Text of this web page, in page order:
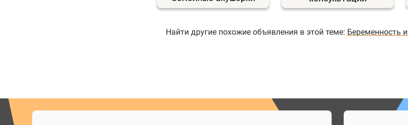
Найти другие похожие объявления в этой теме: Беременность